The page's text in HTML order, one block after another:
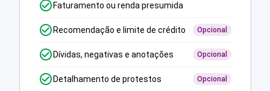
Faturamento ou renda presumida
Recomendação e limite de crédito Opcional
Dívidas, negativas e anotações Opcional
Detalhamento de protestos Opcional